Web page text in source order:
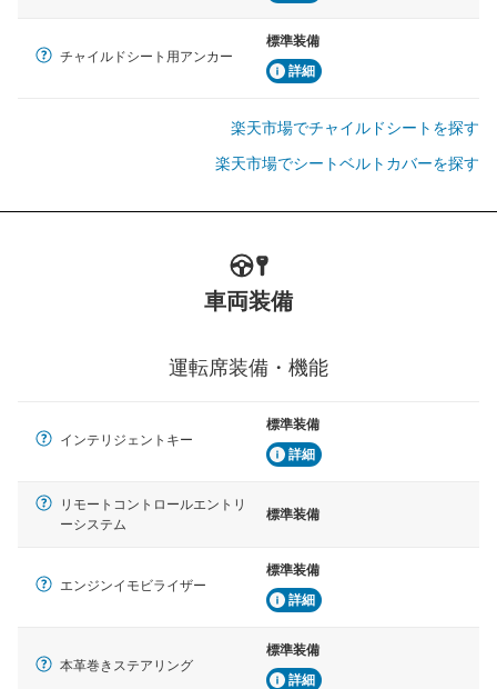
チャイルドシート用アンカー
標準装備
詳細
楽天市場でチャイルドシートを探す
楽天市場でシートベルトカバーを探す
車両装備
運転席装備・機能
インテリジェントキー
標準装備
詳細
リモートコントロールエントリ
ーシステム
標準装備
エンジンイモビライザー
標準装備
詳細
本革巻きステアリング
標準装備
詳細